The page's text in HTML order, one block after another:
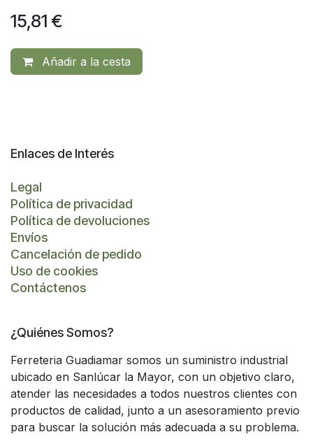
15,81 €
Añadir a la cesta
Enlaces de Interés
Legal
Política de privacidad
Política de devoluciones
Envíos
Cancelación de pedido
Uso de cookies
Contáctenos
¿Quiénes Somos?
Ferreteria Guadiamar somos un suministro industrial
ubicado en Sanlúcar la Mayor, con un objetivo claro,
atender las necesidades a todos nuestros clientes con
productos de calidad, junto a un asesoramiento previo
para buscar la solución más adecuada a su problema.